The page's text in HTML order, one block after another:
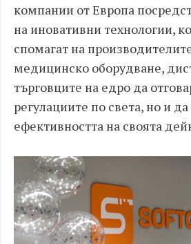
компании от Европа
на иновативни технологии,
спомагат на
медицинско оборудване,
търговците на едро да
регулациите по света, но и
ефективността на своята